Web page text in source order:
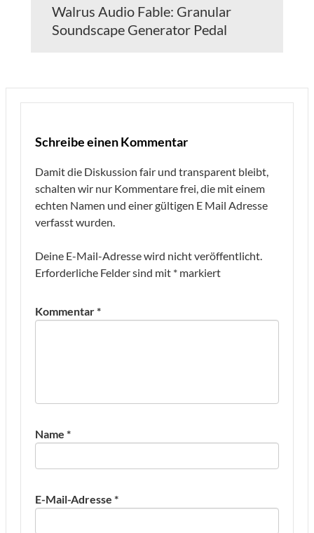
Walrus Audio Fable: Granular
Soundscape Generator Pedal
Schreibe einen Kommentar
Damit die Diskussion fair und transparent bleibt,
schalten wir nur Kommentare frei, die mit einem
echten Namen und einer gültigen E Mail Adresse
verfasst wurden.
Deine E-Mail-Adresse wird nicht veröffentlicht.
Erforderliche Felder sind mit * markiert
Kommentar*
Name *
E-Mail-Adresse *